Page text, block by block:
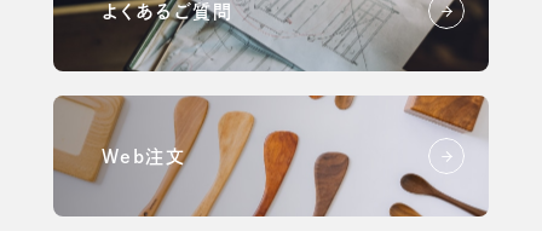
よくあるご質問
Web注文